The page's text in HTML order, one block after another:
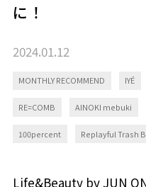
に！
2024.01.12
MONTHLY RECOMMEND IYÉ
RE=COMB AINOKI mebuki
100percent Replayful Trash
Life&Beauty by JUN